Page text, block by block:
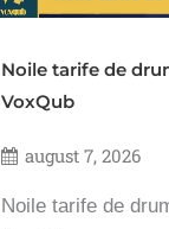
Noile tarife de
VoxQub
august 7, 2026
Noile tarife de